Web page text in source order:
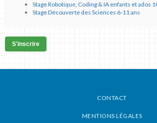
Stage Robotique, Coding & IA enfants et ados
Stage Découverte des Sciences 6-11 ans
S'inscrire
CONTACT
MENTIONS LÉGALES